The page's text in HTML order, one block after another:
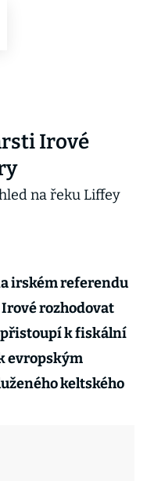
Irové
irském referendu
rozhodovat
k fiskální
evropským
keltského